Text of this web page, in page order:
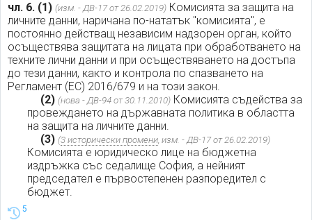
чл. 6. (1) (изм. - ДВ-17 от 26.02.2019) Комисията за защита на
личните данни, наричана по-нататък "комисията", е
постоянно действащ независим надзорен орган, който
осъществява защитата на лицата при обработването на
техните лични данни и при осъществяването на достъпа
до тези данни, както и контрола по спазването на
Регламент (ЕС) 2016/679 и на този закон.
(2) (нова - ДВ-94 от 30.11.2010) Комисията съдейства за
провеждането на държавната политика в областта
на защита на личните данни.
(3) (3 исторически промени, изм. - ДВ-17 от 26.02.2019)
Комисията е юридическо лице на бюджетна
издръжка със седалище София, а нейният
председател е първостепенен разпоредител с
бюджет.
5